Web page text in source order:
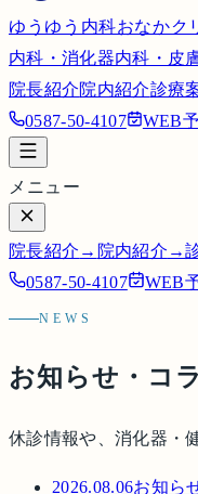
ゆうゆう内科おなかク
内科・消化器内科・皮
院長紹介院内紹介診療
0587-50-4107
WEB
メニュー
院長紹介 → 院内紹介 →
0587-50-4107
WEB
NEWS
お知らせ・コ
休診情報や、消化器・
2026.08.06お知ら